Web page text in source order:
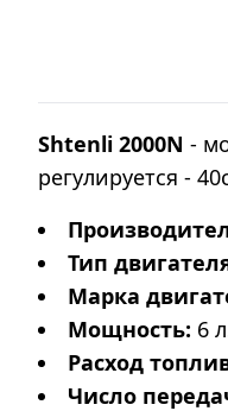
Shtenli 2000N -
регулируется -
Тип
Марка
Мощность: 6
Расход
Число